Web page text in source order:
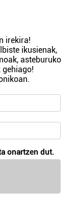
irekira!
ikusienak,
asteburuko
gehiago!
onartzen dut.